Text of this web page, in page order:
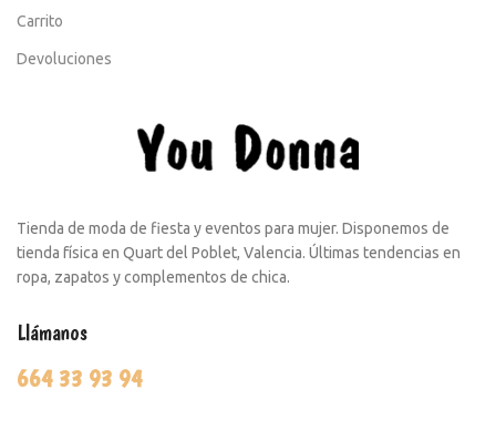
Carrito
Devoluciones
Tienda de moda de fiesta y eventos para mujer. Disponemos de
tienda física en Quart del Poblet, Valencia. Últimas tendencias en
ropa, zapatos y complementos de chica.
Llámanos
664 33 93 94